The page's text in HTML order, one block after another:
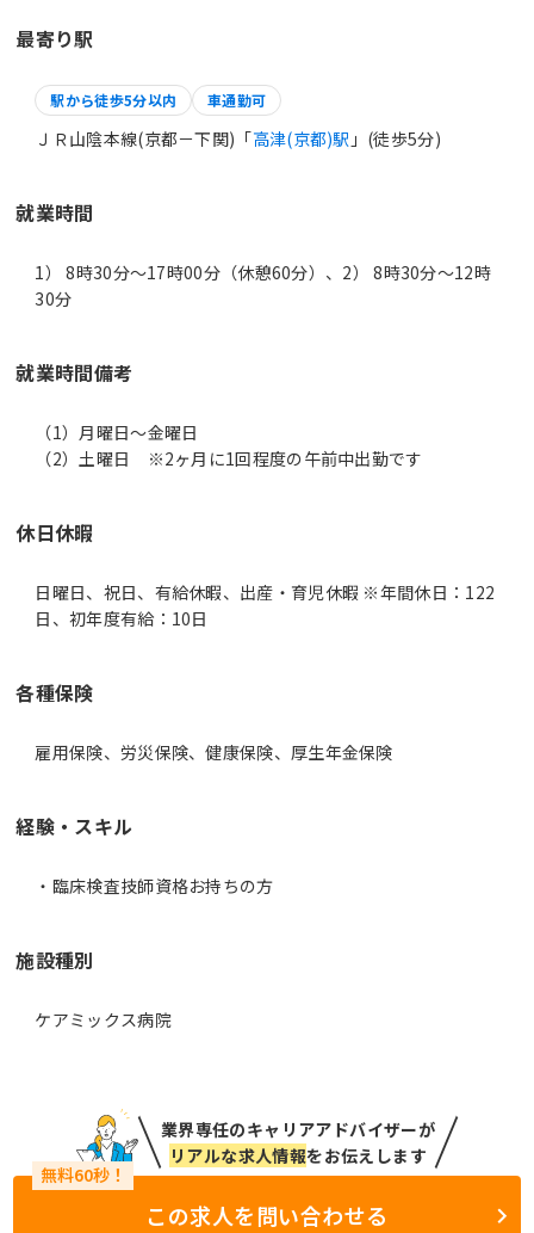
最寄り駅
駅から徒歩5分以内 車通勤可
ＪＲ山陰本線(京都－下関)「高津(京都)駅 」(徒歩5分)
就業時間
1） 8時30分〜17時00分（休憩60分）、2） 8時30分〜12時
30分
就業時間備考
（1）月曜日～金曜日
休日休暇
日曜日、祝日、有給休暇、出産・育児休暇 ※年間休日：122
日、初年度有給：10日
各種保険
雇用保険、労災保険、健康保険、厚生年金保険
経験・スキル
・臨床検査技師資格お持ちの方
施設種別
ケアミックス病院
業界専任のキャリアアドバイザーが
リアルな求人情報をお伝えします
この求人を問い合わせる